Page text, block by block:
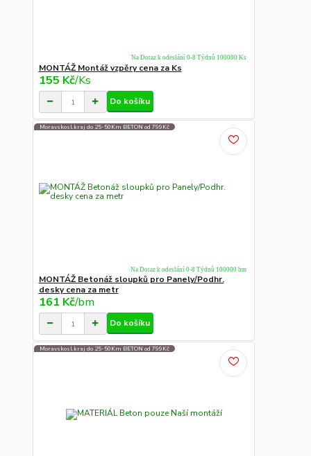
MONTÁŽ Montáž vzpěry cena za Ks
155 Kč/Ks
Na Dotaz k odeslání 0-8 Týdnů 100000 Ks
Do košíku
Moravskosl.kraj do 25-50Km BETON od 799Kč
MONTÁŽ Betonáž sloupků pro Panely/Podhr.
desky cena za metr
161 Kč/bm
Na Dotaz k odeslání 0-8 Týdnů 100000 bm
Do košíku
Moravskosl.kraj do 25-50Km BETON od 799Kč